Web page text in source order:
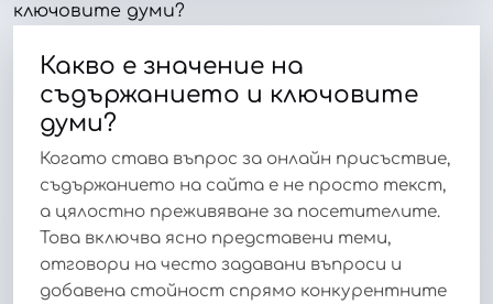
Какво е значение на
съдържанието и ключовите
думи?
Когато става въпрос за онлайн присъствие,
съдържанието на сайта е не просто текст,
а цялостно преживяване за посетителите.
Това включва ясно представени теми,
отговори на често задавани въпроси и
добавена стойност спрямо конкурентните